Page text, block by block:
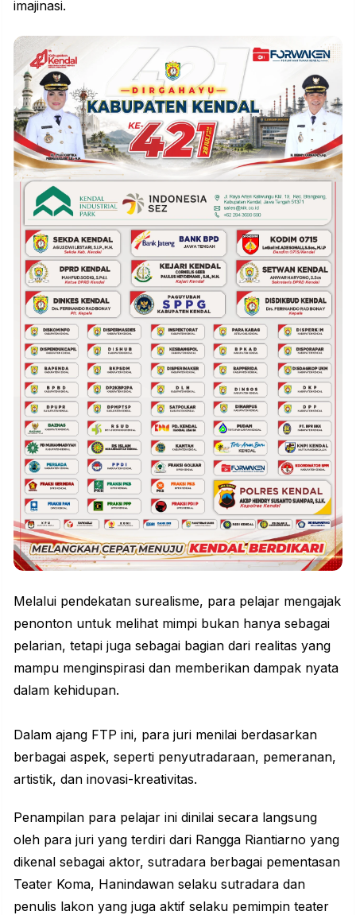
imajinasi.
Melalui pendekatan surealisme, para pelajar mengajak
penonton untuk melihat mimpi bukan hanya sebagai
pelarian, tetapi juga sebagai bagian dari realitas yang
mampu menginspirasi dan memberikan dampak nyata
dalam kehidupan.
Dalam ajang FTP ini, para juri menilai berdasarkan
berbagai aspek, seperti penyutradaraan, pemeranan,
artistik, dan inovasi-kreativitas.
Penampilan para pelajar ini dinilai secara langsung
oleh para juri yang terdiri dari Rangga Riantiarno yang
dikenal sebagai aktor, sutradara berbagai pementasan
Teater Koma, Hanindawan selaku sutradara dan
penulis lakon yang juga aktif selaku pemimpin teater